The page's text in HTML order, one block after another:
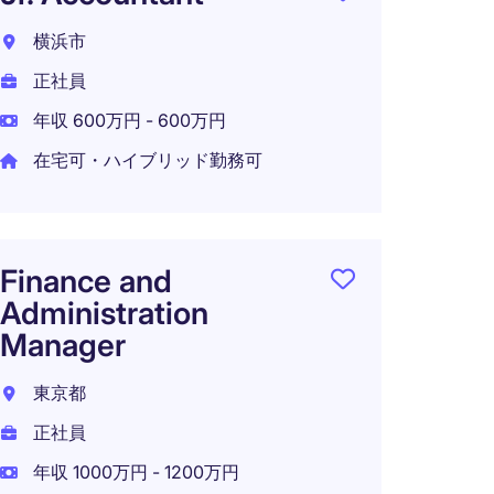
横浜市
正社員
年収 600万円 - 600万円
在宅可・ハイブリッド勤務可
Finance and
Administration
Manager
東京都
正社員
年収 1000万円 - 1200万円